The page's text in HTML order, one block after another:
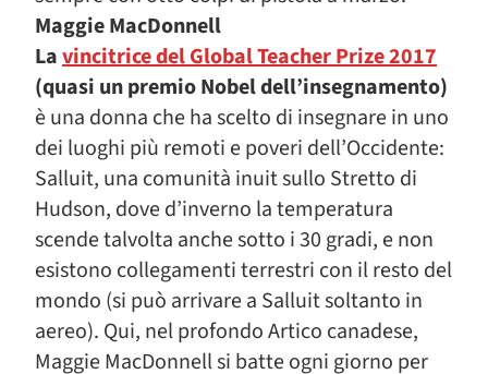
Maggie MacDonnell
Lavincitrice del Global Teacher Prize 2017
(quasi un premio Nobel dell’insegnamento)
è una donna che ha scelto di insegnare in uno
dei luoghi più remoti e poveri dell’Occidente:
Salluit, una comunità inuit sullo Stretto di
Hudson, dove d’inverno la temperatura
scende talvolta anche sotto i 30 gradi, e non
esistono collegamenti terrestri con il resto del
mondo (si può arrivare a Salluit soltanto in
aereo). Qui, nel profondo Artico canadese,
Maggie MacDonnell si batte ogni giorno per